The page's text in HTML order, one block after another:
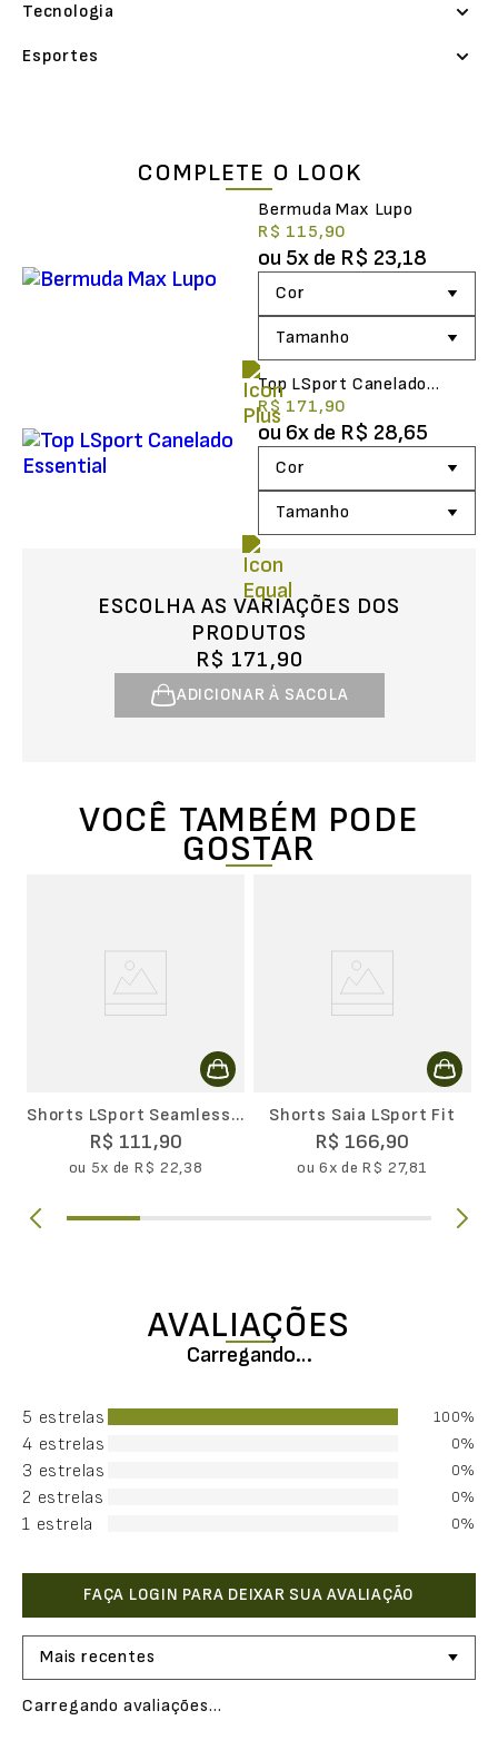
Tecnologia
Esportes
COMPLETE O LOOK
Bermuda Max Lupo
R$ 115,90
ou 5x de R$ 23,18
Top LSport Canelado
Essential
R$ 171,90
ou 6x de R$ 28,65
ESCOLHA AS VARIAÇÕES DOS
PRODUTOS
R$ 171,90
ADICIONAR À SACOLA
VOCÊ TAMBÉM PODE
GOSTAR
Shorts LSport Seamless
R$ 111,90
ou 5x de R$ 22,38
Shorts Saia LSport Fit
R$ 166,90
ou6x deR$ 27,81
AVALIAÇÕES
Carregando…
5 estrelas 100%
4 estrelas 0%
3 estrelas 0%
2 estrelas 0%
1 estrela 0%
Mais recentes
Carregando avaliações…